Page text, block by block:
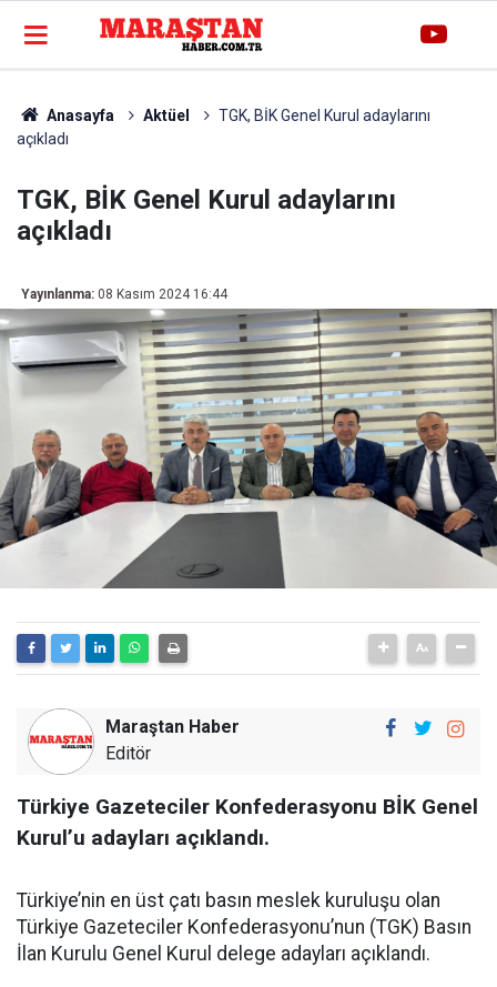
Anasayfa Aktüel
TGK, BİK Genel Kurul adaylarını
açıkladı
TGK, BİK Genel Kurul adaylarını
açıkladı
Yayınlanma: 08 Kasım 2024 16:44
Maraştan Haber
Editör
Türkiye Gazeteciler Konfederasyonu BİK Genel
Kurul’u adayları açıklandı.
Türkiye’nin en üst çatı basın meslek kuruluşu olan
Türkiye Gazeteciler Konfederasyonu’nun (TGK) Basın
İlan Kurulu Genel Kurul delege adayları açıklandı.